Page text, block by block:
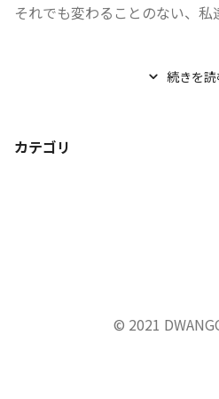
それでも変わることのない、私
緩やかに、しかし、確かに衰え
続きを読
カテゴリ
© 2021